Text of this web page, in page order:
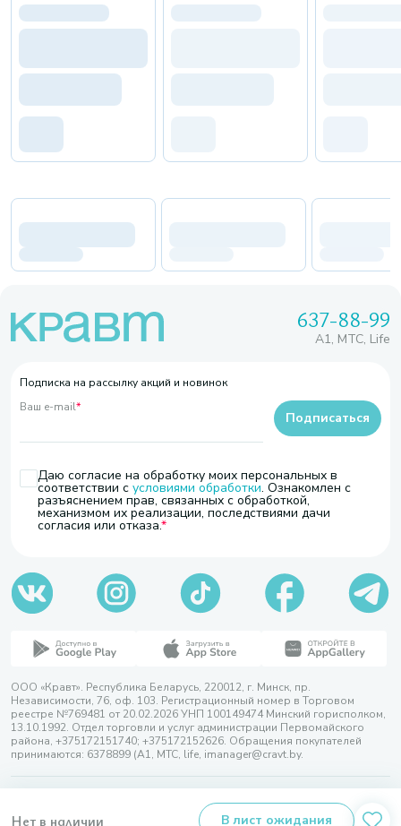
Нет в наличии В лист ожидания
637-88-99
A1, МТС, Life
Подписка на рассылку акций и новинок
Ваш e-mail*
Даю согласие на обработку моих персональных в
соответствии с условиями обработки. Ознакомлен с
разъяснением прав, связанных с обработкой,
механизмом их реализации, последствиями дачи
согласия или отказа.
Подписаться
ООО «Кравт». Республика Беларусь, 220012, г. Минск, пр.
Независимости, 76, оф. 103. Регистрационный номер в Торговом
реестре №769481 от 20.02.2026 УНП 100149474 Минский горисполком,
13.10.1992. Отдел торговли и услуг администрации Первомайского
района, +375172151740; +375172152626. Обращения покупателей
принимаются: 6378899 (А1, МТС, life, imanager@cravt.by.
Разработка сайта — SLAM